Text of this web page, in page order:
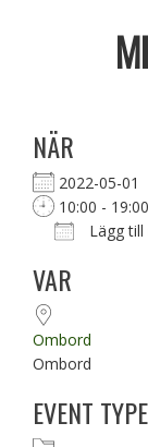
NÄR
2022-05-01
10:00 - 19:00
Lägg
VAR
Ombord
Ombord
EVENT TYPE